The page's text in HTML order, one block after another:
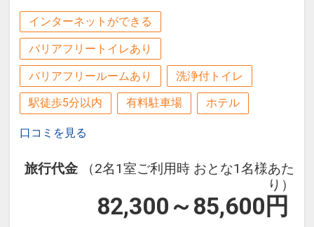
た、キレイで清潔な客室は全室Wi-Fi無
料！
皆様のご来館を心よりお待ちしておりま
す。
アクセスのご案内
・那覇空港からモノレールで6駅約11
分、旭橋駅徒歩約2分
・那覇空港から車で約15分
・那覇バスターミナルまで徒歩約5分、
本島中北部へのアクセスにも便利
・駐車場あり（有料・先着順予約不可、
インターネットができる
バリアフリートイレあり
バリアフリールームあり 洗浄付トイレ
駅徒歩5分以内 有料駐車場 ホテル
口コミを見る
旅行代金
（2名1室ご利用時 おとな1名様あた
り）
82,300～85,600 円